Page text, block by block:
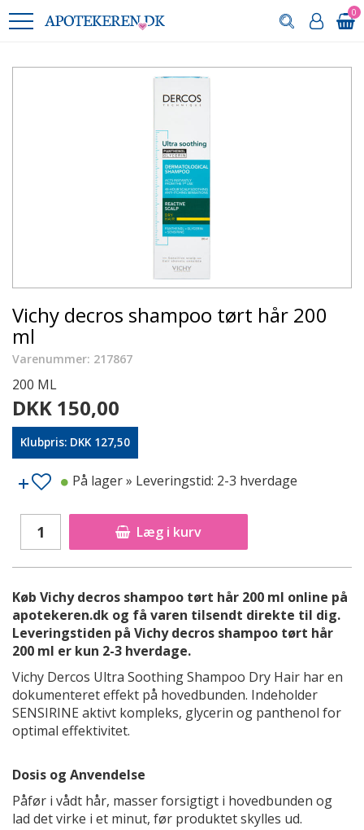
0
Vichy decros shampoo tørt hår 200
ml
Varenummer: 217867
200 ML
DKK 150,00
Klubpris: DKK 127,50
Læg i kurv
På lager» Leveringstid: 2-3 hverdage
Køb Vichy decros shampoo tørt hår 200 ml online på
apotekeren.dk og få varen tilsendt direkte til dig.
Leveringstiden på Vichy decros shampoo tørt hår
200 ml er kun 2-3 hverdage.
Vichy Dercos Ultra Soothing Shampoo Dry Hair har en
dokumenteret effekt på hovedbunden. Indeholder
SENSIRINE aktivt kompleks, glycerin og panthenol for
optimal effektivitet.
Dosis og Anvendelse
Påfør i vådt hår, masser forsigtigt i hovedbunden og
lad det virke i et minut, før produktet skylles ud.